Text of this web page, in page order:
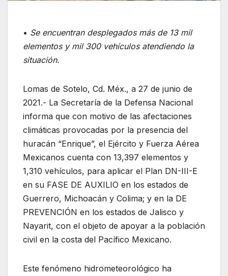
• Se encuentran desplegados más de 13 mil
elementos y mil 300 vehículos atendiendo la
situación.
Lomas de Sotelo, Cd. Méx., a 27 de junio de
2021.- La Secretaría de la Defensa Nacional
informa que con motivo de las afectaciones
climáticas provocadas por la presencia del
huracán “Enrique”, el Ejército y Fuerza Aérea
Mexicanos cuenta con 13,397 elementos y
1,310 vehículos, para aplicar el Plan DN-III-E
en su FASE DE AUXILIO en los estados de
Guerrero, Michoacán y Colima; y en la DE
PREVENCIÓN en los estados de Jalisco y
Nayarit, con el objeto de apoyar a la población
civil en la costa del Pacífico Mexicano.
Este fenómeno hidrometeorológico ha